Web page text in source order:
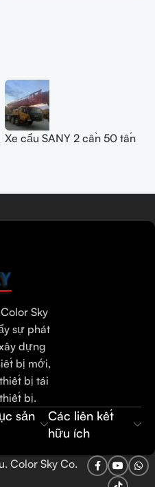
Xe cẩu SANY 2 cần 50 tấn
Sky
sự phát
dựng
bị mới,
bị tái
bị.
sản
Các liên kết
hữu ích
Color Sky Co.